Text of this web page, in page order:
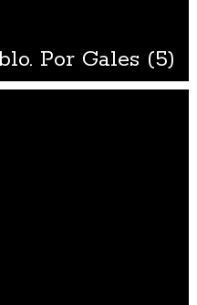
Por Gales (5)